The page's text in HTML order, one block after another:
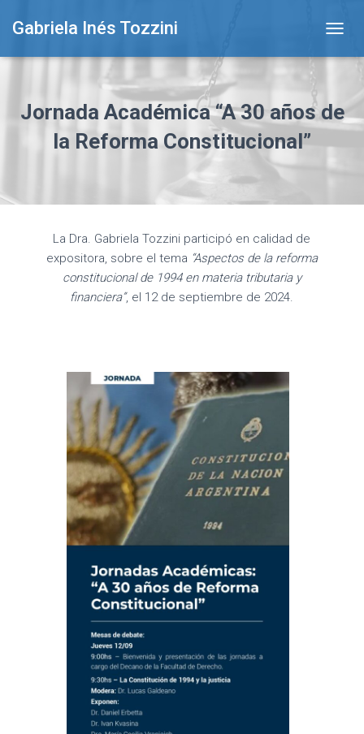
Gabriela Inés Tozzini
O
E
A
Jornada Académica “A 30 años de
la Reforma Constitucional”
La Dra. Gabriela Tozzini participó en calidad de
expositora, sobre el tema “Aspectos de la reforma
constitucional de 1994 en materia tributaria y
financiera”, el 12 de septiembre de 2024.